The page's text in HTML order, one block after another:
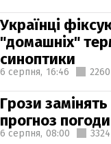
Українці
"домашніх"
синоптики
6 серпня, 16:46 2260
Грози
прогноз
6 серпня, 08:00 3324